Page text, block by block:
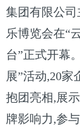
集团有限公司
乐博览会在“
台”正式开幕
展”活动,20
抱团亮相,展
牌影响力,参